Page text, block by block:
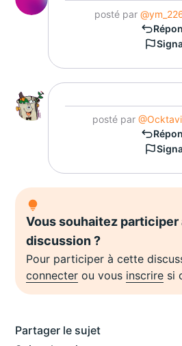
posté par
posté par
Vous souhaitez participer
discussion ?
Pour participer à cette
connecter ou vous inscrire si
Partager le sujet